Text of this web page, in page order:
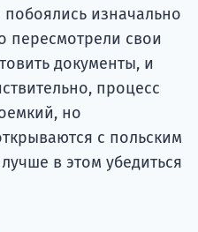
изначально
пересмотрели свои
документы, и
процесс
но
с польским
в этом убедиться